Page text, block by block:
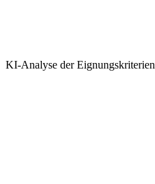
KI-Analyse der Eignungskriterien